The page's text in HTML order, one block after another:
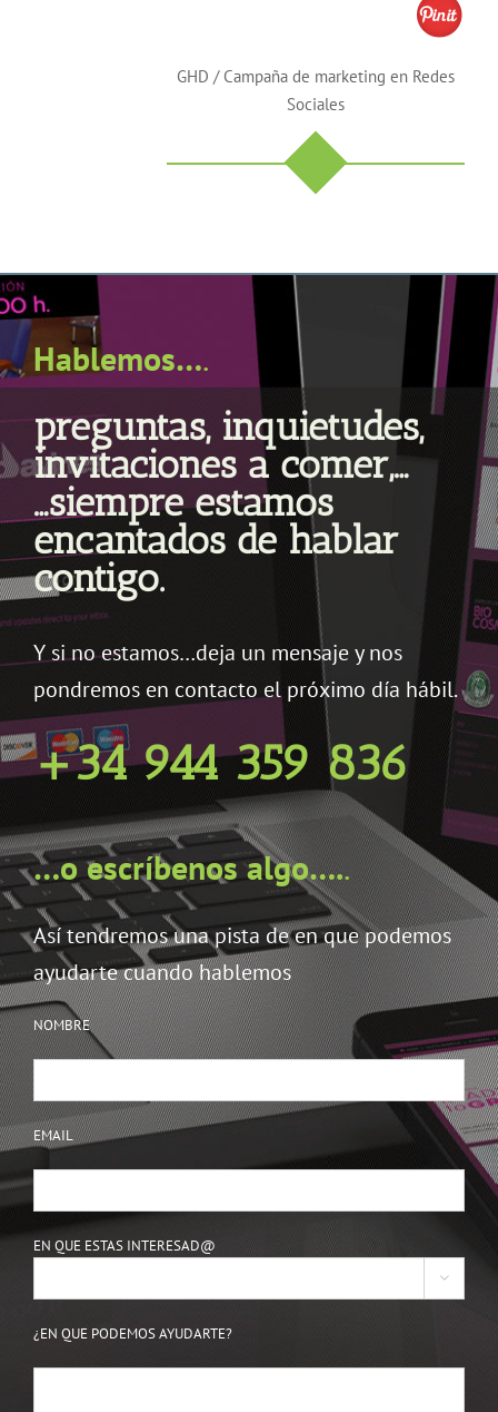
GHD / Campaña de marketing en Redes
Sociales
Hablemos….
preguntas, inquietudes,
invitaciones a comer,…
…siempre estamos
encantados de hablar
contigo.
Y si no estamos…deja un mensaje y nos
pondremos en contacto el próximo día hábil.
+34 944 359 836
…o escríbenos algo…..
Así tendremos una pista de en que podemos
ayudarte cuando hablemos
NOMBRE
EMAIL
EN QUE ESTAS INTERESAD@

¿EN QUE PODEMOS AYUDARTE?